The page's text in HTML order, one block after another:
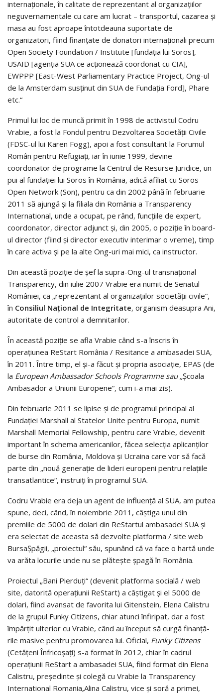
internaţionale, în cali­tate de reprezentant al organizaţiilor
neguvernamentale cu care am lucrat – transportul, cazarea şi
masa au fost aproape întotdeauna suportate de
organizatori, fiind finanţate de donatori internaţionali precum
Open Society Foundation / Institute [fundaţia lui Soros],
USAID [agenţia SUA ce acţio­nea­ză coordonat cu CIA],
EWPPP [East-West Parliamentary Practice Project, Ong-ul
de la Amsterdam susţinut din SUA de Fundaţia Ford], Phare
etc.“
Primul lui loc de muncă primit în 1998 de activistul Codru
Vrabie, a fost la Fondul pentru Dezvoltarea Societăţii Civile
(FDSC-ul lui Karen Fogg), apoi a fost consultant la Forumul
Român pentru Refugiaţi, iar în iunie 1999, devine
coordonator de programe la Centrul de Resurse Juridice, un
pui al fundaţiei lui Soros în România, adică afiliat cu Soros
Open Network (Son), pentru ca din 2002 până în februarie
2011 să ajungă şi la filiala din România a Transparency
International, unde a ocupat, pe rând, funcţiile de expert,
coordonator, di­rec­tor adjunct şi, din 2005, o poziţie în board-
ul direc­tor (fiind şi director exe­cutiv interimar o vreme), timp
în care activa şi pe la alte Ong-uri mai mici, ca instructor.
Din această poziţie de şef la supra-Ong-ul transnaţional
Transpa­ren­cy, din iulie 2007 Vrabie era numit de Senatul
României, ca „repre­zen­tant al organizaţiilor societăţii civile“,
în Consiliul Naţi­onal de Integritate, or­ganism dea­su­­pra Ani,
autoritate de control a demnitarilor.
În această poziţie se afla Vrabie când s-a înscris în
operaţiunea ReStart România / Resitance a ambasadei SUA,
în 2011. Între timp, el şi-a făcut şi propria asociaţie, EPAS (de
la European Ambassador Schools Pro­gramme sau „Şcoala
Ambasador a Uni­unii Eu­ropene“, cum i-a mai zis).
Din februarie 2011 se lipise şi de programul principal al
Fundaţiei Marshall al Statelor Unite pentru Europa, numit
Marshall Memorial Fellow­ship, pentru care Vrabie, devenit
important în schema americanilor, făcea selecţia aplicanţilor
de burse din România, Moldova şi Ucraina care vor să facă
parte din „nouă generaţie de lideri europeni pentru relaţiile
transat­lantice“, instruiţi în programul SUA.
Codru Vrabie era deja un agent de influenţă al SUA, am putea
spu­ne, deci, când, în noiembrie 2011, câştiga unul din
premiile de 5000 de dolari din ReStartul ambasadei SUA şi
era selectat de aceasta să dez­vol­te platforma / site web
BursaŞpăgii, „proiectul“ său, spunând că va face o hartă unde
va arăta locurile unde nu se plăteşte şpagă în România.
Proiectul „Bani Pierduţi“ (devenit platforma socială / web
site, datorită operaţiunii ReStart) a câştigat şi el 5000 de
dolari, fiind avansat de favorita lui Gitenstein, Elena Calistru
de la grupul Funky Citizens, chiar atunci în­fi­ripat, dar a fost
împărţit ulterior cu Vrabie, când au început să curgă finan­ţă­­
rile masive pentru promovarea lui. Oficial, Funky Citizens
(Cetăţeni Înfri­co­şaţi) s-a format în 2012, chiar în cadrul
operaţiunii ReStart a amba­sa­dei SUA, fiind for­mat din Elena
Calistru, preşedinte şi colegă cu Vrabie la Transparency
International Romania,Alina Calistru, vice şi soră a primei,